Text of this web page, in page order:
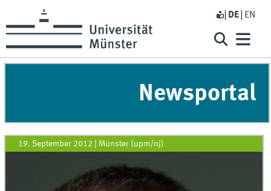
DE EN
Newsportal
19. September 2012 Münster (upm/nj)